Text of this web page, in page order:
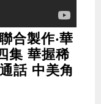
合製作‧華
集 華握稀
話 中美角